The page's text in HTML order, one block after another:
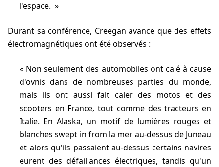
l'espace.
Durant sa conférence, Creegan avance que des effets
électromagnétiques ont été observés :
Non seulement des automobiles ont calé à cause
d'ovnis dans de nombreuses parties du monde,
mais ils ont aussi fait caler des motos et des
scooters en France, tout comme des tracteurs en
Italie. En Alaska, un motif de lumières rouges et
blanches swept in from la mer au-dessus de Juneau
et alors qu'ils passaient au-dessus certains navires
eurent des défaillances électriques, tandis qu'un